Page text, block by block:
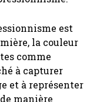
est
la couleur
comme
à capturer
et à représenter
manière